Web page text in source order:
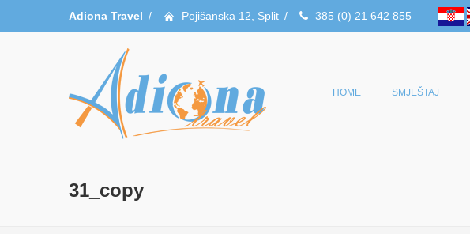
Adiona Travel / Pojišanska 12, Split / 385 (0) 21 642 855
HOME SMJEŠTAJ
31_copy